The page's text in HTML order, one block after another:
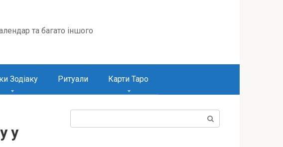
та багато іншого
Зодіаку Ритуали Карти Таро
у